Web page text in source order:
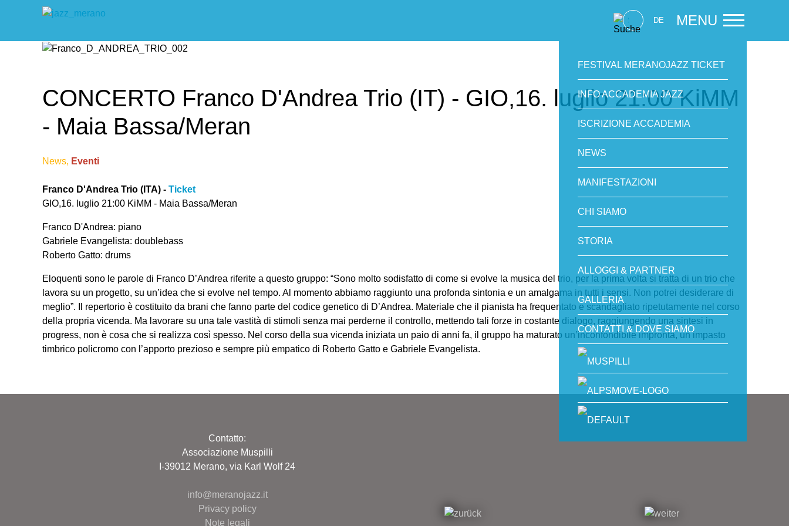
CONCERTO Franco D'Andrea Trio (IT) - GIO,16. luglio 21:00 KiMM
- Maia Bassa/Meran
News, Eventi
Franco D'Andrea Trio (ITA) - Ticket
GIO,16. luglio 21:00 KiMM - Maia Bassa/Meran
Franco D'Andrea: piano
Gabriele Evangelista: doublebass
Roberto Gatto: drums
Eloquenti sono le parole di Franco D’Andrea riferite a questo gruppo: “Sono molto sodisfatto di come si evolve la musica del trio, per la prima volta si tratta di un trio che
lavora su un progetto, su un’idea che si evolve nel tempo. Al momento abbiamo raggiunto una profonda sintonia e un amalgama in tutti i sensi. Non potrei desiderare di
meglio”. Il repertorio è costituito da brani che fanno parte del codice genetico di D’Andrea. Materiale che il pianista ha frequentato e scandagliato ripetutamente nel corso
della propria vicenda. Ma lavorare su una tale vastità di stimoli senza mai perderne il controllo, mettendo tali forze in costante dialogo, raggiungendo una sintesi in
progress, non è cosa che si realizza così spesso. Nel corso della sua vicenda iniziata un paio di anni fa, il gruppo ha maturato un’inconfondibile impronta, un impasto
timbrico policromo con l’apporto prezioso e sempre più empatico di Roberto Gatto e Gabriele Evangelista.
MENU
DE
FESTIVAL MERANOJAZZ TICKET
INFO ACCADEMIA JAZZ
ISCRIZIONE ACCADEMIA
NEWS
MANIFESTAZIONI
CHI SIAMO
STORIA
ALLOGGI & PARTNER
GALLERIA
CONTATTI & DOVE SIAMO
Contatto:
Associazione Muspilli
I-39012 Merano, via Karl Wolf 24
info@meranojazz.it
Privacy policy
Note legali